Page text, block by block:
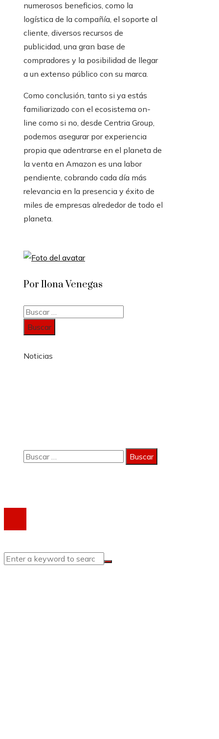
numerosos beneficios, como la
logística de la compañía, el soporte al
cliente, diversos recursos de
publicidad, una gran base de
compradores y la posibilidad de llegar
a un extenso público con su marca.
Como conclusión, tanto si ya estás
familiarizado con el ecosistema on-
line como si no, desde Centria Group,
podemos asegurar por experiencia
propia que adentrarse en el planeta de
la venta en Amazon es una labor
pendiente, cobrando cada día más
relevancia en la presencia y éxito de
miles de empresas alrededor de todo el
planeta.
Por Ilona Venegas
Buscar:
Noticias
Buscar: